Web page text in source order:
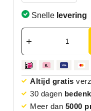
Snelle levering
Altijd gratis
30 dagen
Meer dan 5000